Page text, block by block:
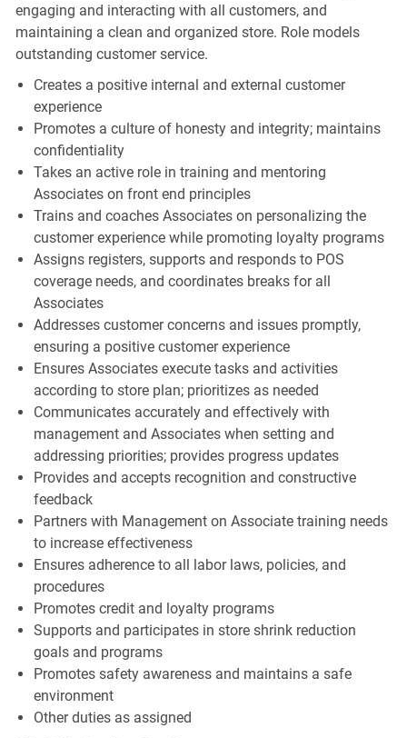
engaging and interacting with all customers, and
maintaining a clean and organized store. Role models
outstanding customer service.
Creates a positive internal and external customer
experience
Promotes a culture of honesty and integrity; maintains
confidentiality
Takes an active role in training and mentoring
Associates on front end principles
Trains and coaches Associates on personalizing the
customer experience while promoting loyalty programs
Assigns registers, supports and responds to POS
coverage needs, and coordinates breaks for all
Associates
Addresses customer concerns and issues promptly,
ensuring a positive customer experience
Ensures Associates execute tasks and activities
according to store plan; prioritizes as needed
Communicates accurately and effectively with
management and Associates when setting and
addressing priorities; provides progress updates
Provides and accepts recognition and constructive
feedback
Partners with Management on Associate training needs
to increase effectiveness
Ensures adherence to all labor laws, policies, and
procedures
Promotes credit and loyalty programs
Supports and participates in store shrink reduction
goals and programs
Promotes safety awareness and maintains a safe
environment
Other duties as assigned